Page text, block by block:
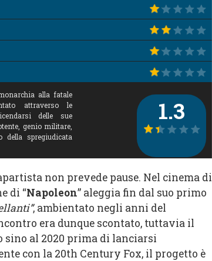
alla fatale
attraverso le
delle sue
genio militare,
della spregiudicata
1.3
non prevede pause. Nel cinema di
di “Napoleon” aleggia fin dal suo primo
, ambientato negli anni del
era dunque scontato, tuttavia il
al 2020 prima di lanciarsi
con la 20th Century Fox, il progetto è